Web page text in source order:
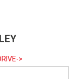
>